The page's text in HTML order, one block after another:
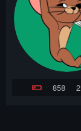
к
858